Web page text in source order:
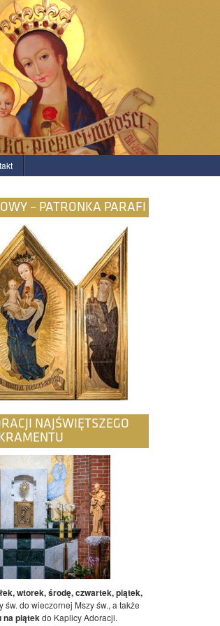
– PATRONKA PARAFI
NAJŚWIĘTSZEGO
wtorek, środę, czwartek, piątek,
św. do wieczornej Mszy św., a także
na piątekdo Kaplicy Adoracji.